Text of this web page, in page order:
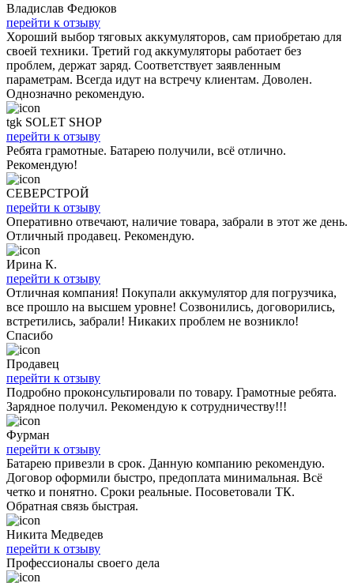
Владислав Федюков
перейти к отзыву
Хороший выбор тяговых аккумуляторов, сам приобретаю для
своей техники. Третий год аккумуляторы работает без
проблем, держат заряд. Соответствует заявленным
параметрам. Всегда идут на встречу клиентам. Доволен.
Однозначно рекомендую.
tgk SOLET SHOP
перейти к отзыву
Ребята грамотные. Батарею получили, всё отлично.
Рекомендую!
СЕВЕРСТРОЙ
перейти к отзыву
Оперативно отвечают, наличие товара, забрали в этот же день.
Отличный продавец. Рекомендую.
Ирина К.
перейти к отзыву
Отличная компания! Покупали аккумулятор для погрузчика,
все прошло на высшем уровне! Созвонились, договорились,
встретились, забрали! Никаких проблем не возникло!
Спасибо
Продавец
перейти к отзыву
Подробно проконсультировали по товару. Грамотные ребята.
Зарядное получил. Рекомендую к сотрудничеству!!!
Фурман
перейти к отзыву
Батарею привезли в срок. Данную компанию рекомендую.
Договор оформили быстро, предоплата минимальная. Всё
четко и понятно. Сроки реальные. Посоветовали ТК.
Обратная связь быстрая.
Никита Медведев
перейти к отзыву
Профессионалы своего дела